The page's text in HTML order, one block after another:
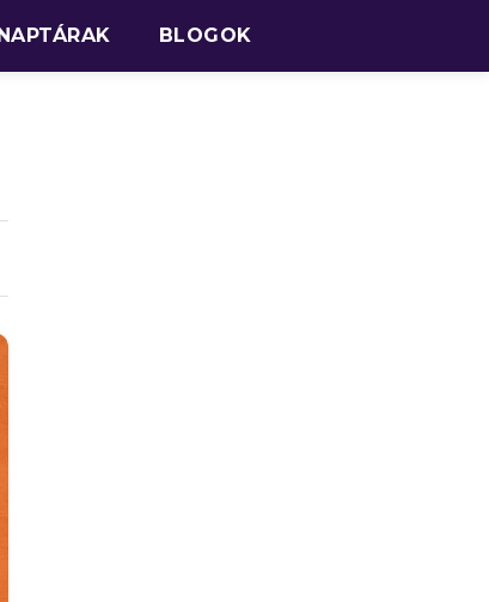
BLOGOK